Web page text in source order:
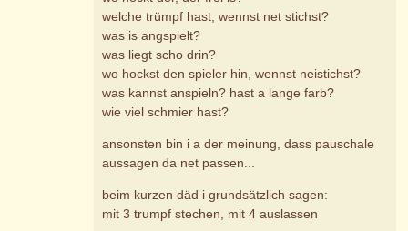
welche trümpf hast, wennst net stichst?
was is angspielt?
was liegt scho drin?
wo hockst den spieler hin, wennst neistichst?
was kannst anspieln? hast a lange farb?
wie viel schmier hast?
ansonsten bin i a der meinung, dass pauschale
aussagen da net passen...
beim kurzen däd i grundsätzlich sagen:
mit 3 trumpf stechen, mit 4 auslassen